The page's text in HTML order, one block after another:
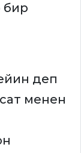
бир
деп
менен